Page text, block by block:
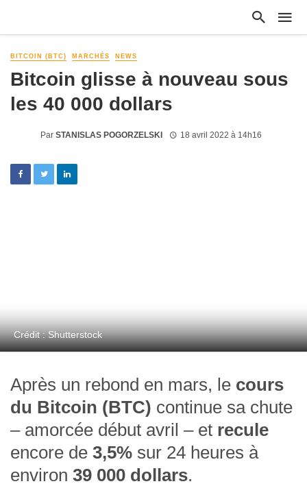
BITCOIN (BTC) MARCHÉS NEWS
Bitcoin glisse à nouveau sous
les 40 000 dollars
Par STANISLAS POGORZELSKI 18 avril 2022 à 14h16
Crédit : Shutterstock
Après un rebond en mars, le cours
du Bitcoin (BTC) continue sa chute
– amorcée début avril – et recule
encore de 3,5% sur 24 heures à
environ 39 000 dollars.